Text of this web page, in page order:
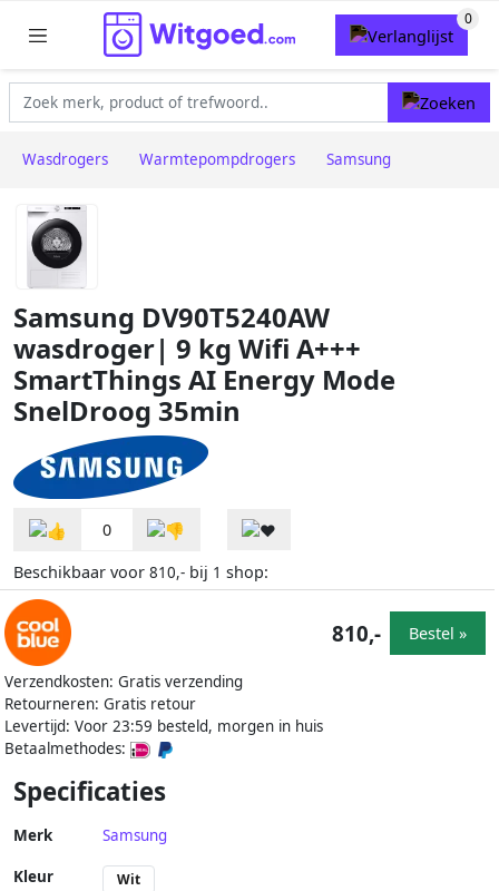
Wasdrogers Warmtepompdrogers Samsung
Samsung DV90T5240AW
wasdroger| 9 kg Wifi A+++
SmartThings AI Energy Mode
SnelDroog 35min
0
Beschikbaar voor 810,- bij 1 shop:
Verzendkosten: Gratis verzending
Retourneren: Gratis retour
Levertijd: Voor 23:59 besteld, morgen in huis
Betaalmethodes:
810,- Bestel »
Specificaties
Merk Samsung
Kleur Wit